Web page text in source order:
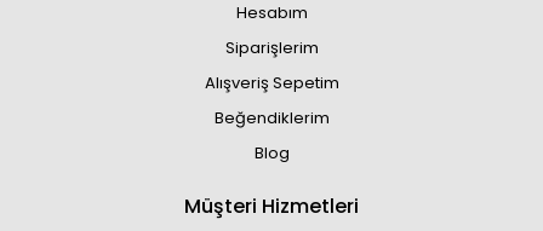
Hesabım
Siparişlerim
Alışveriş Sepetim
Beğendiklerim
Blog
Müşteri Hizmetleri